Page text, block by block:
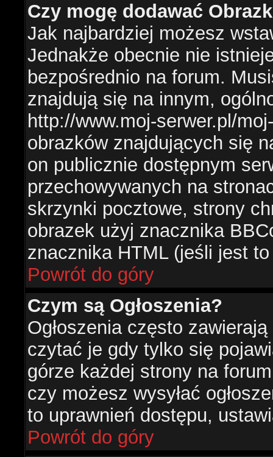
Czy mogę dodawać
Jak najbardziej możesz
Jednakże obecnie nie
bezpośrednio na forum.
znajdują się na innym,
http://www.moj-serwer.pl/
obrazków znajdujących się
on publicznie dostępnym
przechowywanych na
skrzynki pocztowe, strony
obrazek użyj znacznika
znacznika HTML (jeśli jest
Powrót do góry
Czym są Ogłoszenia?
Ogłoszenia często
czytać je gdy tylko się
górze każdej strony na
czy możesz wysyłać
to uprawnień dostępu,
Powrót do góry